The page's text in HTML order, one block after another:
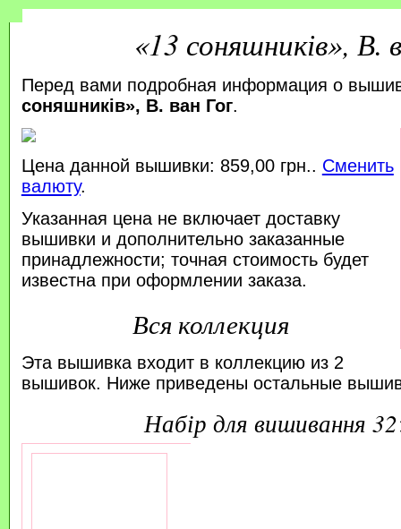
«13 соняшників», В.
Перед вами подробная информация о
соняшників», В. ван Гог.
Цена данной вышивки: 859,00 грн.. Сменить
валюту.
Указанная цена не включает доставку
вышивки и дополнительно заказанные
принадлежности; точная стоимость будет
известна при оформлении заказа.
Вся коллекция
Эта вышивка входит в коллекцию из 2
вышивок. Ниже приведены остальные
набір для вишивання